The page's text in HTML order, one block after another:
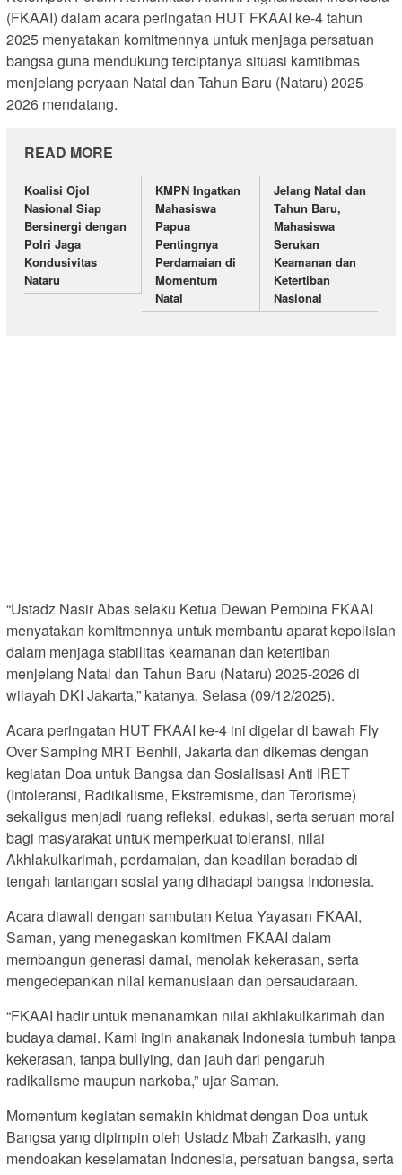
(FKAAI) dalam acara peringatan HUT FKAAI ke-4 tahun
2025 menyatakan komitmennya untuk menjaga persatuan
bangsa guna mendukung terciptanya situasi kamtibmas
menjelang peryaan Natal dan Tahun Baru (Nataru) 2025-
2026 mendatang.
READ MORE
Koalisi Ojol
Nasional Siap
Bersinergi dengan
Polri Jaga
Kondusivitas
Nataru
KMPN Ingatkan
Mahasiswa
Papua
Pentingnya
Perdamaian di
Momentum
Natal
Jelang Natal dan
Tahun Baru,
Mahasiswa
Serukan
Keamanan dan
Ketertiban
Nasional
“Ustadz Nasir Abas selaku Ketua Dewan Pembina FKAAI
menyatakan komitmennya untuk membantu aparat kepolisian
dalam menjaga stabilitas keamanan dan ketertiban
menjelang Natal dan Tahun Baru (Nataru) 2025-2026 di
wilayah DKI Jakarta,” katanya, Selasa (09/12/2025).
Acara peringatan HUT FKAAI ke-4 ini digelar di bawah Fly
Over Samping MRT Benhil, Jakarta dan dikemas dengan
kegiatan Doa untuk Bangsa dan Sosialisasi Anti IRET
(Intoleransi, Radikalisme, Ekstremisme, dan Terorisme)
sekaligus menjadi ruang refleksi, edukasi, serta seruan moral
bagi masyarakat untuk memperkuat toleransi, nilai
Akhlakulkarimah, perdamaian, dan keadilan beradab di
tengah tantangan sosial yang dihadapi bangsa Indonesia.
Acara diawali dengan sambutan Ketua Yayasan FKAAI,
Saman, yang menegaskan komitmen FKAAI dalam
membangun generasi damai, menolak kekerasan, serta
mengedepankan nilai kemanusiaan dan persaudaraan.
“FKAAI hadir untuk menanamkan nilai akhlakulkarimah dan
budaya damai. Kami ingin anakanak Indonesia tumbuh tanpa
kekerasan, tanpa bullying, dan jauh dari pengaruh
radikalisme maupun narkoba,” ujar Saman.
Momentum kegiatan semakin khidmat dengan Doa untuk
Bangsa yang dipimpin oleh Ustadz Mbah Zarkasih, yang
mendoakan keselamatan Indonesia, persatuan bangsa, serta